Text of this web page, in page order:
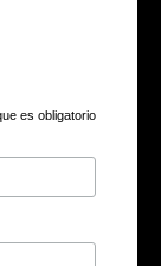
es obligatorio